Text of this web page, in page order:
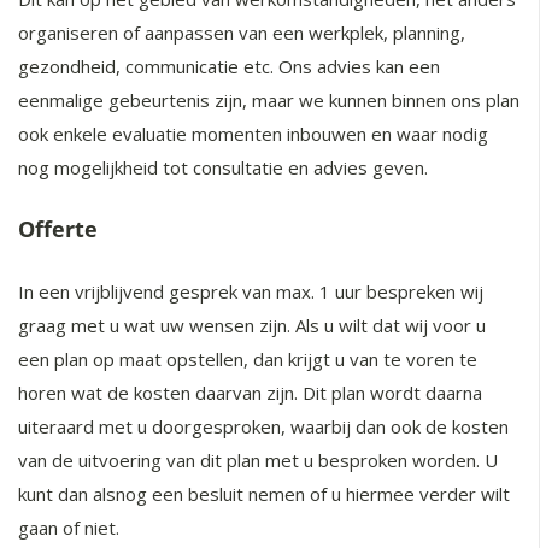
organiseren of aanpassen van een werkplek, planning,
gezondheid, communicatie etc. Ons advies kan een
eenmalige gebeurtenis zijn, maar we kunnen binnen ons plan
ook enkele evaluatie momenten inbouwen en waar nodig
nog mogelijkheid tot consultatie en advies geven.
Offerte
In een vrijblijvend gesprek van max. 1 uur bespreken wij
graag met u wat uw wensen zijn. Als u wilt dat wij voor u
een plan op maat opstellen, dan krijgt u van te voren te
horen wat de kosten daarvan zijn. Dit plan wordt daarna
uiteraard met u doorgesproken, waarbij dan ook de kosten
van de uitvoering van dit plan met u besproken worden. U
kunt dan alsnog een besluit nemen of u hiermee verder wilt
gaan of niet.